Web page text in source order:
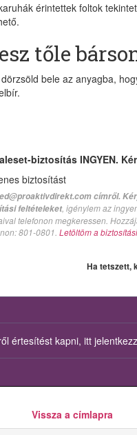
érintettek foltok
tőle
bele az anyagba,
biztosítás INGYEN.
biztosítást
címről.
feltételeket, igénylem az
telefonon megkeressen.
801-0801. Letöltöm a
Ha tetszett,
értesítést kapni, itt
Vissza a címlapra